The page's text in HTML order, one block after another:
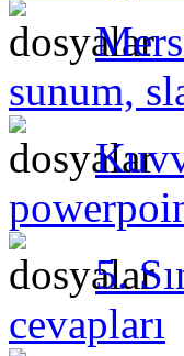
sunum,
5.
cevapları